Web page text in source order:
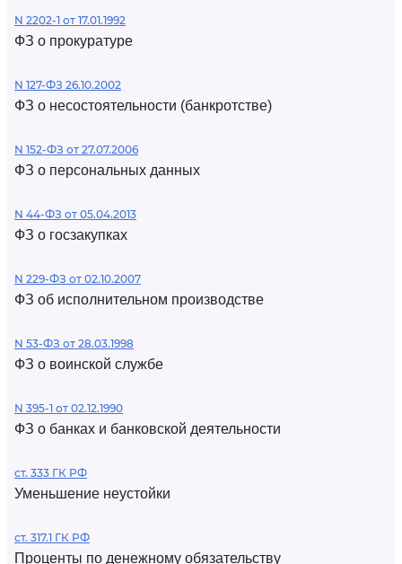
N 2202-1 от 17.01.1992
ФЗ о прокуратуре
N 127-ФЗ 26.10.2002
ФЗ о несостоятельности (банкротстве)
N 152-ФЗ от 27.07.2006
ФЗ о персональных данных
N 44-ФЗ от 05.04.2013
ФЗ о госзакупках
N 229-ФЗ от 02.10.2007
ФЗ об исполнительном производстве
N 53-ФЗ от 28.03.1998
ФЗ о воинской службе
N 395-1 от 02.12.1990
ФЗ о банках и банковской деятельности
ст. 333 ГК РФ
Уменьшение неустойки
ст. 317.1 ГК РФ
Проценты по денежному обязательству